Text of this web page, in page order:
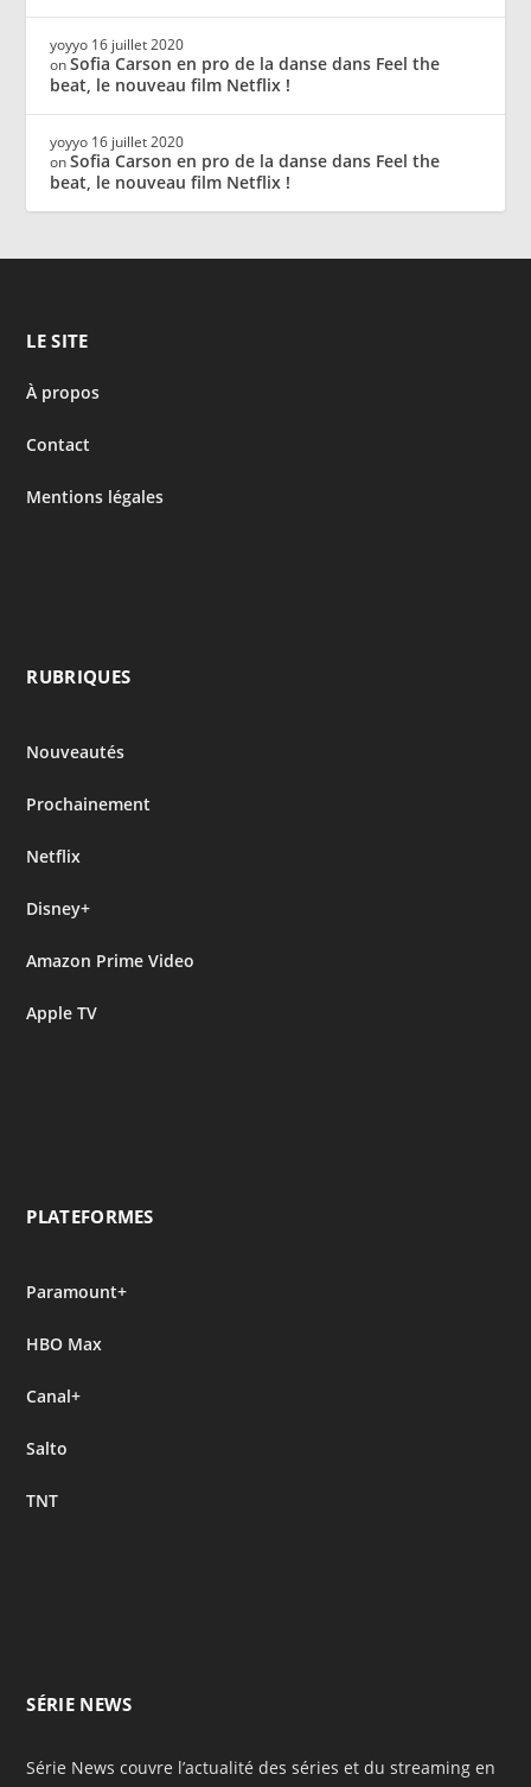
yoyyo 16 juillet 2020
onSofia Carson en pro de la danse dans Feel the
beat, le nouveau film Netflix !
yoyyo 16 juillet 2020
onSofia Carson en pro de la danse dans Feel the
beat, le nouveau film Netflix !
LE SITE
À propos
Contact
Mentions légales
RUBRIQUES
Nouveautés
Prochainement
Netflix
Disney+
Amazon Prime Video
Apple TV
PLATEFORMES
Paramount+
HBO Max
Canal+
Salto
TNT
SÉRIE NEWS
Série News couvre l’actualité des séries et du streaming en